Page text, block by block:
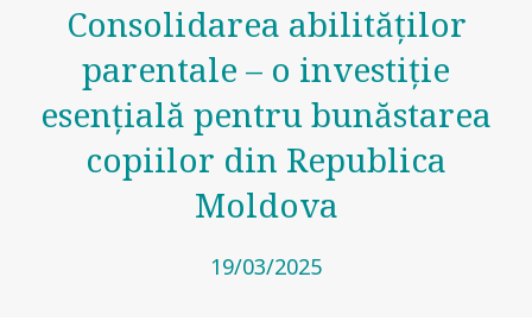
Consolidarea abilităților
parentale – o investiție
esențială pentru bunăstarea
copiilor din Republica
Moldova
19/03/2025